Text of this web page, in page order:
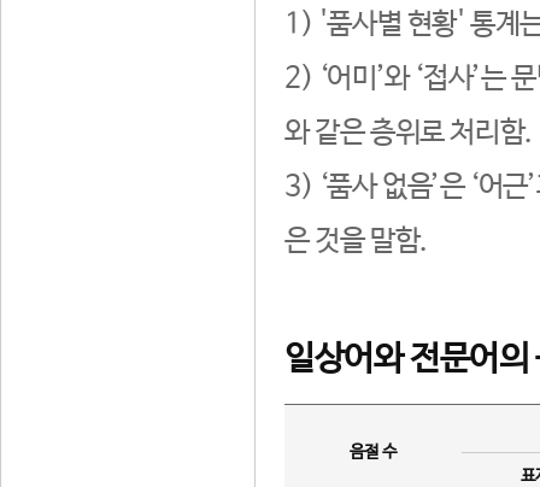
1) '품사별 현황' 통계
2) ‘어미’와 ‘접사’는
와 같은 층위로 처리함.
3) ‘품사 없음’은 ‘어
은 것을 말함.
일상어와 전문어의
음절 수
표